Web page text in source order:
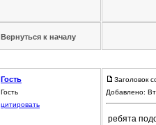
Вернуться к началу
Гость
Гость
цитировать
Заголовок
Добавлено:
ребята